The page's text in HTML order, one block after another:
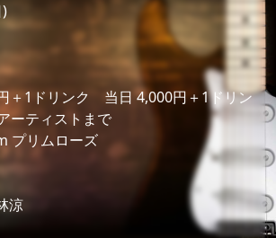
＋1ドリンク 当日 4,000円＋1ドリン
ティストまで
プリムローズ
涼